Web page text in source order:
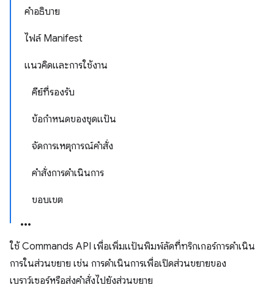
คำอธิบาย
ไฟล์ Manifest
แนวคิดและการใช้งาน
คีย์ที่รองรับ
ข้อกำหนดของชุดแป้น
จัดการเหตุการณ์คำสั่ง
คำสั่งการดำเนินการ
ขอบเขต
ใช้ Commands API เพื่อเพิ่มแป้นพิมพ์ลัดที่ทริกเกอร์การดำเนิน
การในส่วนขยาย เช่น การดำเนินการเพื่อเปิดส่วนขยายของ
เบราว์เซอร์หรือส่งคำสั่งไปยังส่วนขยาย